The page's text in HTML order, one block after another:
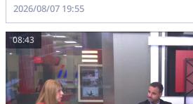
2026/08/07 19:55
08:43